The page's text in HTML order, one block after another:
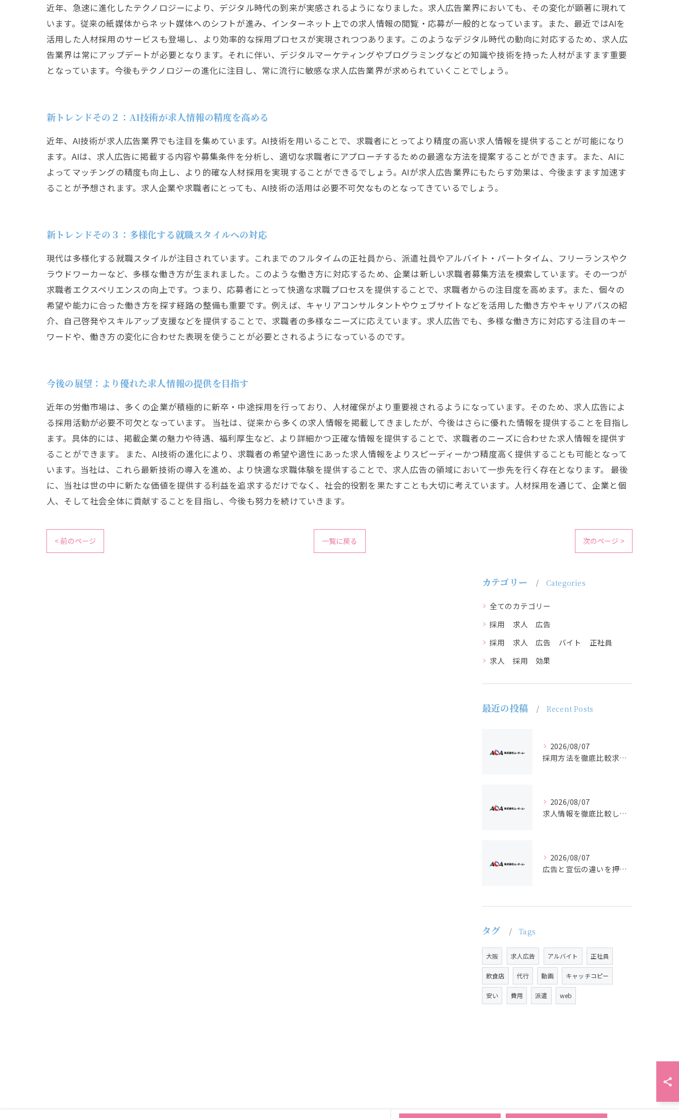
近年、急速に進化したテクノロジーにより、デジタル時代の到来が実感されるようになりました。求人広告業界においても、その変化が顕著に現れて
います。従来の紙媒体からネット媒体へのシフトが進み、インターネット上での求人情報の閲覧・応募が一般的となっています。また、最近ではAIを
活用した人材採用のサービスも登場し、より効率的な採用プロセスが実現されつつあります。このようなデジタル時代の動向に対応するため、求人広
告業界は常にアップデートが必要となります。それに伴い、デジタルマーケティングやプログラミングなどの知識や技術を持った人材がますます重要
となっています。今後もテクノロジーの進化に注目し、常に流行に敏感な求人広告業界が求められていくことでしょう。
新トレンドその２：AI技術が求人情報の精度を高める
近年、AI技術が求人広告業界でも注目を集めています。AI技術を用いることで、求職者にとってより精度の高い求人情報を提供することが可能になり
ます。AIは、求人広告に掲載する内容や募集条件を分析し、適切な求職者にアプローチするための最適な方法を提案することができます。また、AIに
よってマッチングの精度も向上し、より的確な人材採用を実現することができるでしょう。AIが求人広告業界にもたらす効果は、今後ますます加速す
ることが予想されます。求人企業や求職者にとっても、AI技術の活用は必要不可欠なものとなってきているでしょう。
新トレンドその３：多様化する就職スタイルへの対応
現代は多様化する就職スタイルが注目されています。これまでのフルタイムの正社員から、派遣社員やアルバイト・パートタイム、フリーランスやク
ラウドワーカーなど、多様な働き方が生まれました。このような働き方に対応するため、企業は新しい求職者募集方法を模索しています。その一つが
求職者エクスペリエンスの向上です。つまり、応募者にとって快適な求職プロセスを提供することで、求職者からの注目度を高めます。また、個々の
希望や能力に合った働き方を探す経路の整備も重要です。例えば、キャリアコンサルタントやウェブサイトなどを活用した働き方やキャリアパスの紹
介、自己啓発やスキルアップ支援などを提供することで、求職者の多様なニーズに応えています。求人広告でも、多様な働き方に対応する注目のキー
ワードや、働き方の変化に合わせた表現を使うことが必要とされるようになっているのです。
今後の展望：より優れた求人情報の提供を目指す
近年の労働市場は、多くの企業が積極的に新卒・中途採用を行っており、人材確保がより重要視されるようになっています。そのため、求人広告によ
る採用活動が必要不可欠となっています。 当社は、従来から多くの求人情報を掲載してきましたが、今後はさらに優れた情報を提供することを目指し
ます。具体的には、掲載企業の魅力や待遇、福利厚生など、より詳細かつ正確な情報を提供することで、求職者のニーズに合わせた求人情報を提供す
ることができます。 また、AI技術の進化により、求職者の希望や適性にあった求人情報をよりスピーディーかつ精度高く提供することも可能となって
います。当社は、これら最新技術の導入を進め、より快適な求職体験を提供することで、求人広告の領域において一歩先を行く存在となります。 最後
に、当社は世の中に新たな価値を提供する利益を追求するだけでなく、社会的役割を果たすことも大切に考えています。人材採用を通じて、企業と個
人、そして社会全体に貢献することを目指し、今後も努力を続けていきます。
< 前のページ 一覧に戻る 次のページ >
カテゴリー Categories
全てのカテゴリー
採用 求人 広告
採用 求人 広告 バイト 正社員
求人 採用 効果
最近の投稿 Recent Posts
2026/08/07
採用方法を徹底比較求人広告でバイトと正社員の最適解を探る
2026/08/07
求人情報を徹底比較して正社員やバイトを効率よく見つける実践ガイド
2026/08/07
広告と宣伝の違いを押さえた採用求人戦略とバイト正社員獲得の実務ポイント
タグ Tags
大阪 求人広告 アルバイト 正社員
飲食店 代行 動画 キャッチコピー
安い 費用 派遣 web